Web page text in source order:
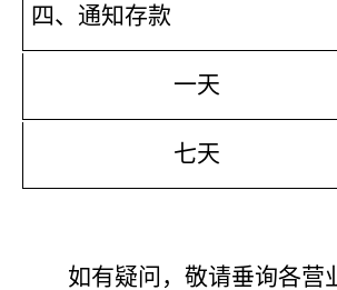
四、通知存款
一天
七天
如有疑问，敬请垂询各营